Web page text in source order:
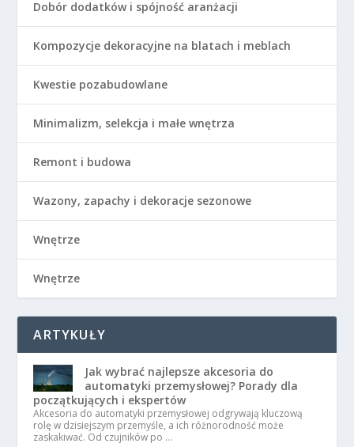
Dobór dodatków i spójność aranżacji
Kompozycje dekoracyjne na blatach i meblach
Kwestie pozabudowlane
Minimalizm, selekcja i małe wnętrza
Remont i budowa
Wazony, zapachy i dekoracje sezonowe
Wnętrze
Wnętrze
ARTYKUŁY
Jak wybrać najlepsze akcesoria do
automatyki przemysłowej? Porady dla
początkujących i ekspertów
Akcesoria do automatyki przemysłowej odgrywają kluczową
rolę w dzisiejszym przemyśle, a ich różnorodność może
zaskakiwać. Od czujników po …